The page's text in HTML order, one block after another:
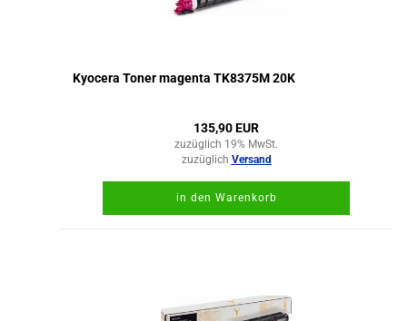
Kyocera Toner magenta TK8375M 20K
135,90 EUR
zuzüglich 19% MwSt.
zuzüglich Versand
in den Warenkorb